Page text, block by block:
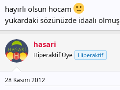
hayırlı olsun hocam
yukardaki sözünüzde idaalı
hasari
Hiperaktif Üye Hiperaktif
28 Kasım 2012